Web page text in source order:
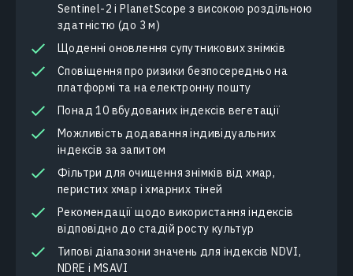
Sentinel-2 і PlanetScope з високою роздільною
здатністю (до 3 м)
Щоденні оновлення супутникових знімків
Сповіщення про ризики безпосередньо на
платформі та на електронну пошту
Понад 10 вбудованих індексів вегетації
Можливість додавання індивідуальних
індексів за запитом
Фільтри для очищення знімків від хмар,
перистих хмар і хмарних тіней
Рекомендації щодо використання індексів
відповідно до стадій росту культур
Типові діапазони значень для індексів NDVI,
NDRE і MSAVI